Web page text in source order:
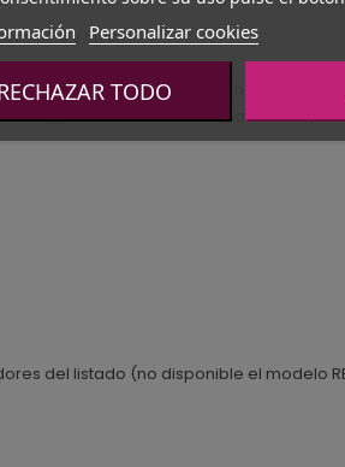
39,6 y 50 cm
240 kg las camas para colchón de 135 y
y pistones hidráulicos para una
del listado (no disponible el modelo
Personalizar cookies
TODO